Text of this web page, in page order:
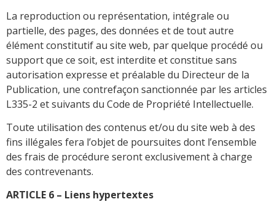
La reproduction ou représentation, intégrale ou
partielle, des pages, des données et de tout autre
élément constitutif au site web, par quelque procédé ou
support que ce soit, est interdite et constitue sans
autorisation expresse et préalable du Directeur de la
Publication, une contrefaçon sanctionnée par les articles
L335-2 et suivants du Code de Propriété Intellectuelle.
Toute utilisation des contenus et/ou du site web à des
fins illégales fera l’objet de poursuites dont l’ensemble
des frais de procédure seront exclusivement à charge
des contrevenants.
ARTICLE 6 – Liens hypertextes